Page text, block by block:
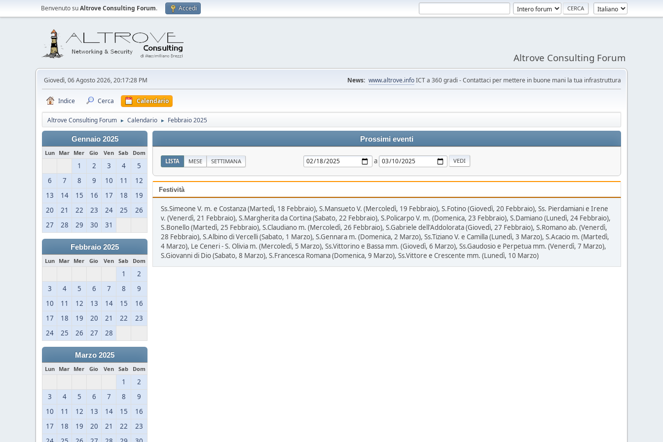
Benvenuto suAltrove Consulting Forum. Accedi
Altrove Consulting Forum
Giovedì, 06 Agosto 2026, 20:17:28 PM News: www.altrove.infoICT a 360 gradi - Contattaci per mettere in buone mani la tua infrastruttura
Indice Cerca Calendario
Altrove Consulting Forum ► Calendario ► Febbraio 2025
Gennaio 2025
Lun Mar Mer Gio Ven Sab Dom
1 2 3 4
5
6
7 8 9 10 11
12
13
14 15 16 17 18
19
20
21 22 23 24 25
26
27
28 29 30 31
Febbraio 2025
Lun Mar Mer Gio Ven Sab Dom
1
2
3
4 5 6 7 8
9
10
11 12 13 14 15
16
17
18 19 20 21 22
23
24
25 26 27 28
Marzo 2025
Lun Mar Mer Gio Ven Sab Dom
1
2
3
4 5 6 7 8
9
10
11 12 13 14 15
16
17
18 19 20 21 22
23
Prossimi eventi
LISTA MESE SETTIMANA a
Festività
Ss.Simeone V. m. e Costanza (Martedì, 18 Febbraio), S.Mansueto V. (Mercoledì, 19 Febbraio), S.Fotino (Giovedì, 20 Febbraio), Ss. Pierdamiani e Irene
v. (Venerdì, 21 Febbraio), S.Margherita da Cortina (Sabato, 22 Febbraio), S.Policarpo V. m. (Domenica, 23 Febbraio), S.Damiano (Lunedì, 24 Febbraio),
S.Bonello (Martedì, 25 Febbraio), S.Claudiano m. (Mercoledì, 26 Febbraio), S.Gabriele dell'Addolorata (Giovedì, 27 Febbraio), S.Romano ab. (Venerdì,
28 Febbraio), S.Albino di Vercelli (Sabato, 1 Marzo), S.Gennara m. (Domenica, 2 Marzo), Ss.Tiziano V. e Camilla (Lunedì, 3 Marzo), S.Acacio m. (Martedì,
4 Marzo), Le Ceneri - S. Olivia m. (Mercoledì, 5 Marzo), Ss.Vittorino e Bassa mm. (Giovedì, 6 Marzo), Ss.Gaudosio e Perpetua mm. (Venerdì, 7 Marzo),
S.Giovanni di Dio (Sabato, 8 Marzo), S.Francesca Romana (Domenica, 9 Marzo), Ss.Vittore e Crescente mm. (Lunedì, 10 Marzo)